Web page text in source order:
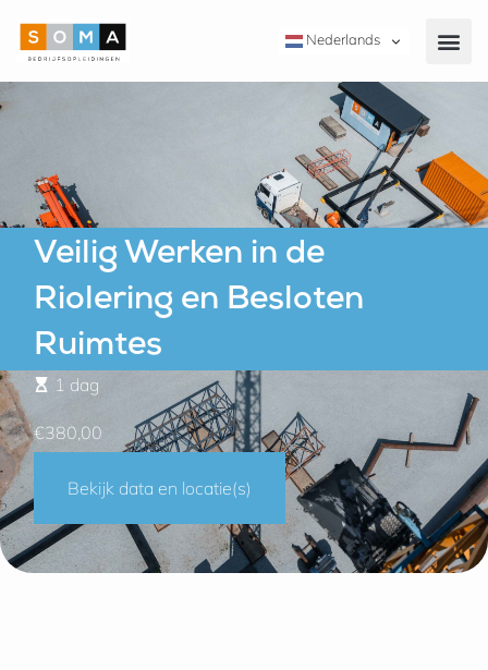
Nederlands
Veilig Werken in de
Riolering en Besloten
Ruimtes
1 dag
€380,00
Bekijk data en locatie(s)